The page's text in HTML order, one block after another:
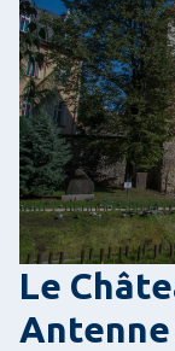
Le
Antenne